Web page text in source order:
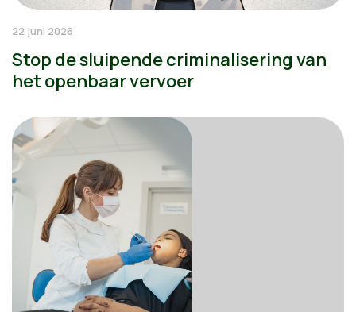
22 juni 2026
Stop de sluipende criminalisering van
het openbaar vervoer